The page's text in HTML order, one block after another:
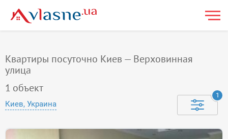
Квартиры посуточно Киев — Верховинная
улица
1 объект
Киев, Украина
1